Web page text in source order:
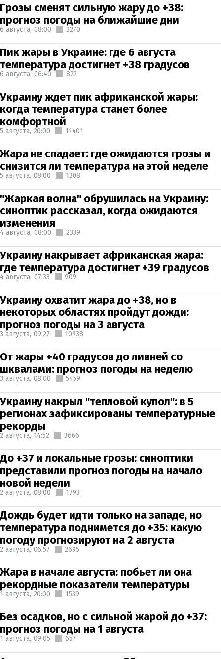
Грозы сменят сильную жару до +38:
прогноз погоды на ближайшие дни
6 августа, 08:00 3270
Пик жары в Украине: где 6 августа
температура достигнет +38 градусов
6 августа, 06:40 822
Украину ждет пик африканской жары:
когда температура станет более
комфортной
5 августа, 20:00 11401
Жара не спадает: где ожидаются грозы и
снизится ли температура на этой неделе
5 августа, 08:00 1308
"Жаркая волна" обрушилась на Украину:
синоптик рассказал, когда ожидаются
изменения
4 августа, 08:00 2339
Украину накрывает африканская жара:
где температура достигнет +39 градусов
4 августа, 07:33 909
Украину охватит жара до +38, но в
некоторых областях пройдут дожди:
прогноз погоды на 3 августа
3 августа, 09:27 10938
От жары +40 градусов до ливней со
шквалами: прогноз погоды на неделю
3 августа, 08:00 5459
Украину накрыл "тепловой купол": в 5
регионах зафиксированы температурные
рекорды
2 августа, 14:52 3666
До +37 и локальные грозы: синоптики
представили прогноз погоды на начало
новой недели
2 августа, 08:00 1793
Дождь будет идти только на западе, но
температура поднимется до +35: какую
погоду прогнозируют на 2 августа
2 августа, 06:57 2695
Жара в начале августа: побьет ли она
рекордные показатели температуры
1 августа, 20:00 1539
Без осадков, но с сильной жарой до +37:
прогноз погоды на 1 августа
1 августа, 09:05 657